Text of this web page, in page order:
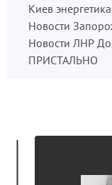
Киев энергетика
Новости
Новости ЛНР
ПРИСТАЛЬНО